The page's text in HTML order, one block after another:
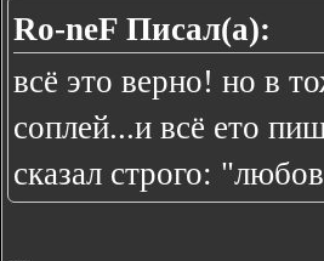
Ro-neF Писал(а):
всё это верно! но в
соплей...и всё ето
сказал строго: